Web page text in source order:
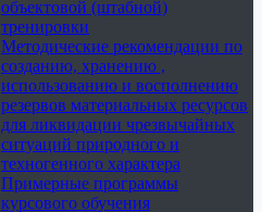
объектовой (штабной)
тренировки
Методические рекомендации по
созданию, хранению ,
использованию и восполнению
резервов материальных ресурсов
для ликвидации чрезвычайных
ситуаций природного и
техногенного характера
Примерные программы
курсового обучения